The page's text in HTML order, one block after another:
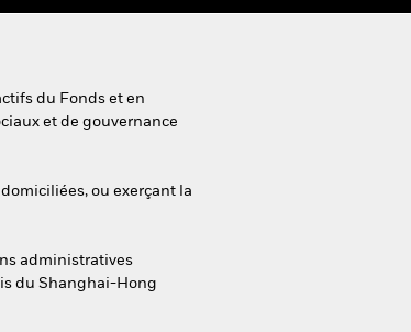
du Fonds et en
et de gouvernance
ou exerçant la
administratives
du Shanghai-Hong